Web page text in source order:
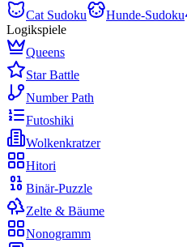
Cat Sudoku
Hunde-Sudoku
Logikspiele
Queens
Star Battle
Number Path
Futoshiki
Wolkenkratzer
Hitori
Binär-Puzzle
Zelte & Bäume
Nonogramm